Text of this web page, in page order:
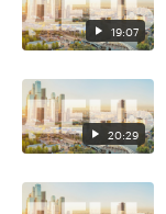
19:07
20:29